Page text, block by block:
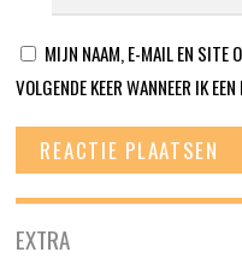
MIJN NAAM, E-MAIL EN SITE
VOLGENDE KEER WANNEER IK
EXTRA